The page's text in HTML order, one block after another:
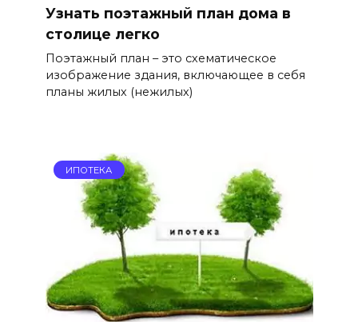
Узнать поэтажный план дома в
столице легко
Поэтажный план – это схематическое
изображение здания, включающее в себя
планы жилых (нежилых)
ИПОТЕКА